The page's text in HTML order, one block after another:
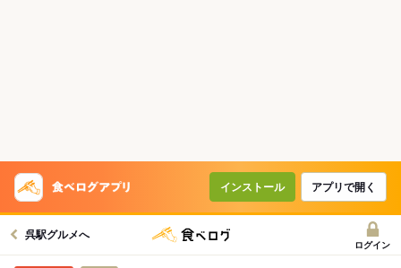
インストール アプリで開く
呉駅グルメへ
ログイン